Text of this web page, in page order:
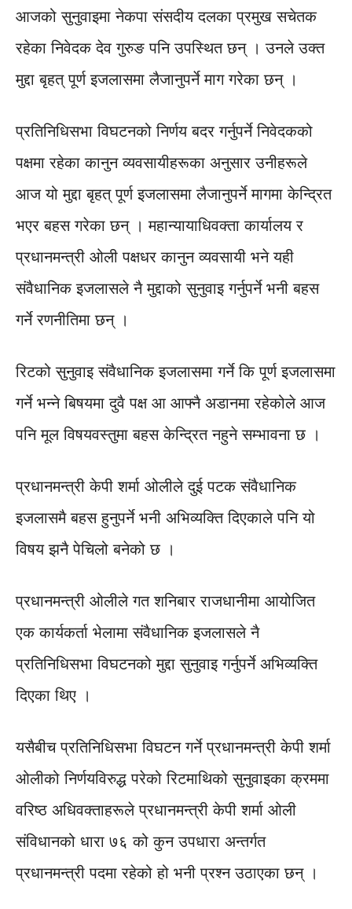
आजको सुनुवाइमा नेकपा संसदीय दलका प्रमुख सचेतक
रहेका निवेदक देव गुरुङ पनि उपस्थित छन् । उनले उक्त
मुद्दा बृहत् पूर्ण इजलासमा लैजानुपर्ने माग गरेका छन् ।
प्रतिनिधिसभा विघटनको निर्णय बदर गर्नुपर्ने निवेदकको
पक्षमा रहेका कानुन व्यवसायीहरूका अनुसार उनीहरूले
आज यो मुद्दा बृहत् पूर्ण इजलासमा लैजानुपर्ने मागमा केन्द्रित
भएर बहस गरेका छन् । महान्यायाधिवक्ता कार्यालय र
प्रधानमन्त्री ओली पक्षधर कानुन व्यवसायी भने यही
संवैधानिक इजलासले नै मुद्दाको सुनुवाइ गर्नुपर्ने भनी बहस
गर्ने रणनीतिमा छन् ।
रिटको सुनुवाइ संवैधानिक इजलासमा गर्ने कि पूर्ण इजलासमा
गर्ने भन्ने बिषयमा दुवै पक्ष आ आफ्नै अडानमा रहेकोले आज
पनि मूल विषयवस्तुमा बहस केन्द्रित नहुने सम्भावना छ ।
प्रधानमन्त्री केपी शर्मा ओलीले दुई पटक संवैधानिक
इजलासमै बहस हुनुपर्ने भनी अभिव्यक्ति दिएकाले पनि यो
विषय झनै पेचिलो बनेको छ ।
प्रधानमन्त्री ओलीले गत शनिबार राजधानीमा आयोजित
एक कार्यकर्ता भेलामा संवैधानिक इजलासले नै
प्रतिनिधिसभा विघटनको मुद्दा सुनुवाइ गर्नुपर्ने अभिव्यक्ति
दिएका थिए ।
यसैबीच प्रतिनिधिसभा विघटन गर्ने प्रधानमन्त्री केपी शर्मा
ओलीको निर्णयविरुद्ध परेको रिटमाथिको सुनुवाइका क्रममा
वरिष्ठ अधिवक्ताहरूले प्रधानमन्त्री केपी शर्मा ओली
संविधानको धारा ७६ को कुन उपधारा अन्तर्गत
प्रधानमन्त्री पदमा रहेको हो भनी प्रश्न उठाएका छन् ।